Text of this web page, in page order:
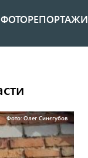
ФОТОРЕПОРТАЖИ
Фото: Олег Синєгубов